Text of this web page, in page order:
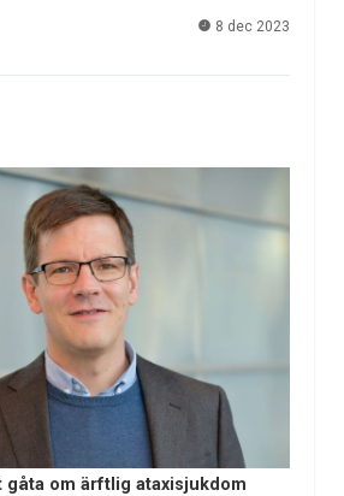
8 dec 2023
gåta om ärftlig ataxisjukdom